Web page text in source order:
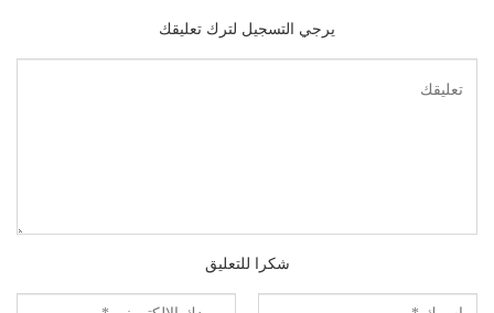
يرجي التسجيل لترك تعليقك
شكرا للتعليق